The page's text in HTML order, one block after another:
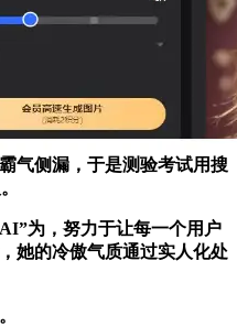
气侧漏，于是测验考试用搜
为，努力于让每一个用户
她的冷傲气质通过实人化处